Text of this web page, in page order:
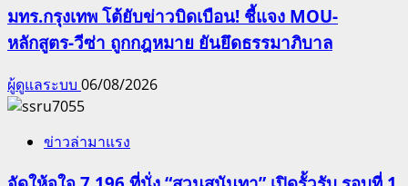
มทร.กรุงเทพ โต้ยับข่าวบิดเบือน! ชี้แจง MOU-
หลักสูตร-วีซ่า ถูกกฎหมาย ยันยึดธรรมาภิบาล
ผู้ดูแลระบบ 06/08/2026
ข่าวล่ามาแรง